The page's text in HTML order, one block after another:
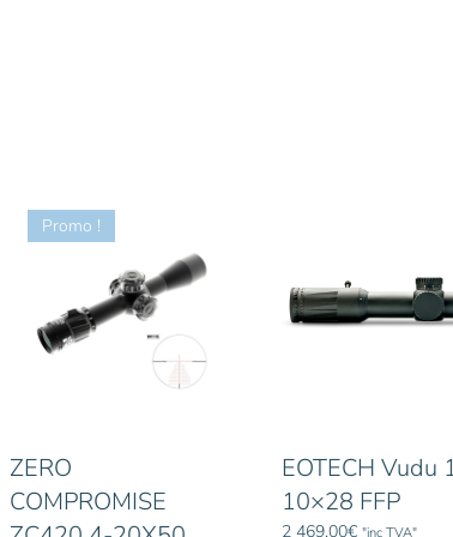
Promo !
ZERO
COMPROMISE
EOTECH Vudu
10×28 FFP
2 469,00€ "inc TVA"